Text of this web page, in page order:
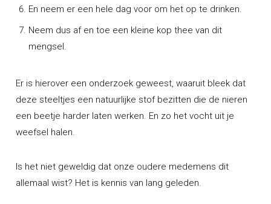
En neem er een hele dag voor om het op te drinken.
Neem dus af en toe een kleine kop thee van dit
mengsel.
Er is hierover een onderzoek geweest, waaruit bleek dat
deze steeltjes een natuurlijke stof bezitten die de nieren
een beetje harder laten werken. En zo het vocht uit je
weefsel halen.
Is het niet geweldig dat onze oudere medemens dit
allemaal wist? Het is kennis van lang geleden.